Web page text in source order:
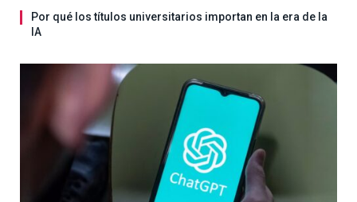
Por qué los títulos universitarios importan en la era de la
IA